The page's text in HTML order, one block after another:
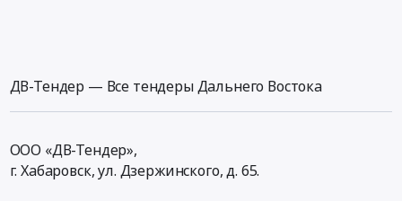
ДВ-Тендер — Все тендеры Дальнего Востока
ООО «ДВ-Тендер»,
г. Хабаровск,ул. Дзержинского, д. 65.